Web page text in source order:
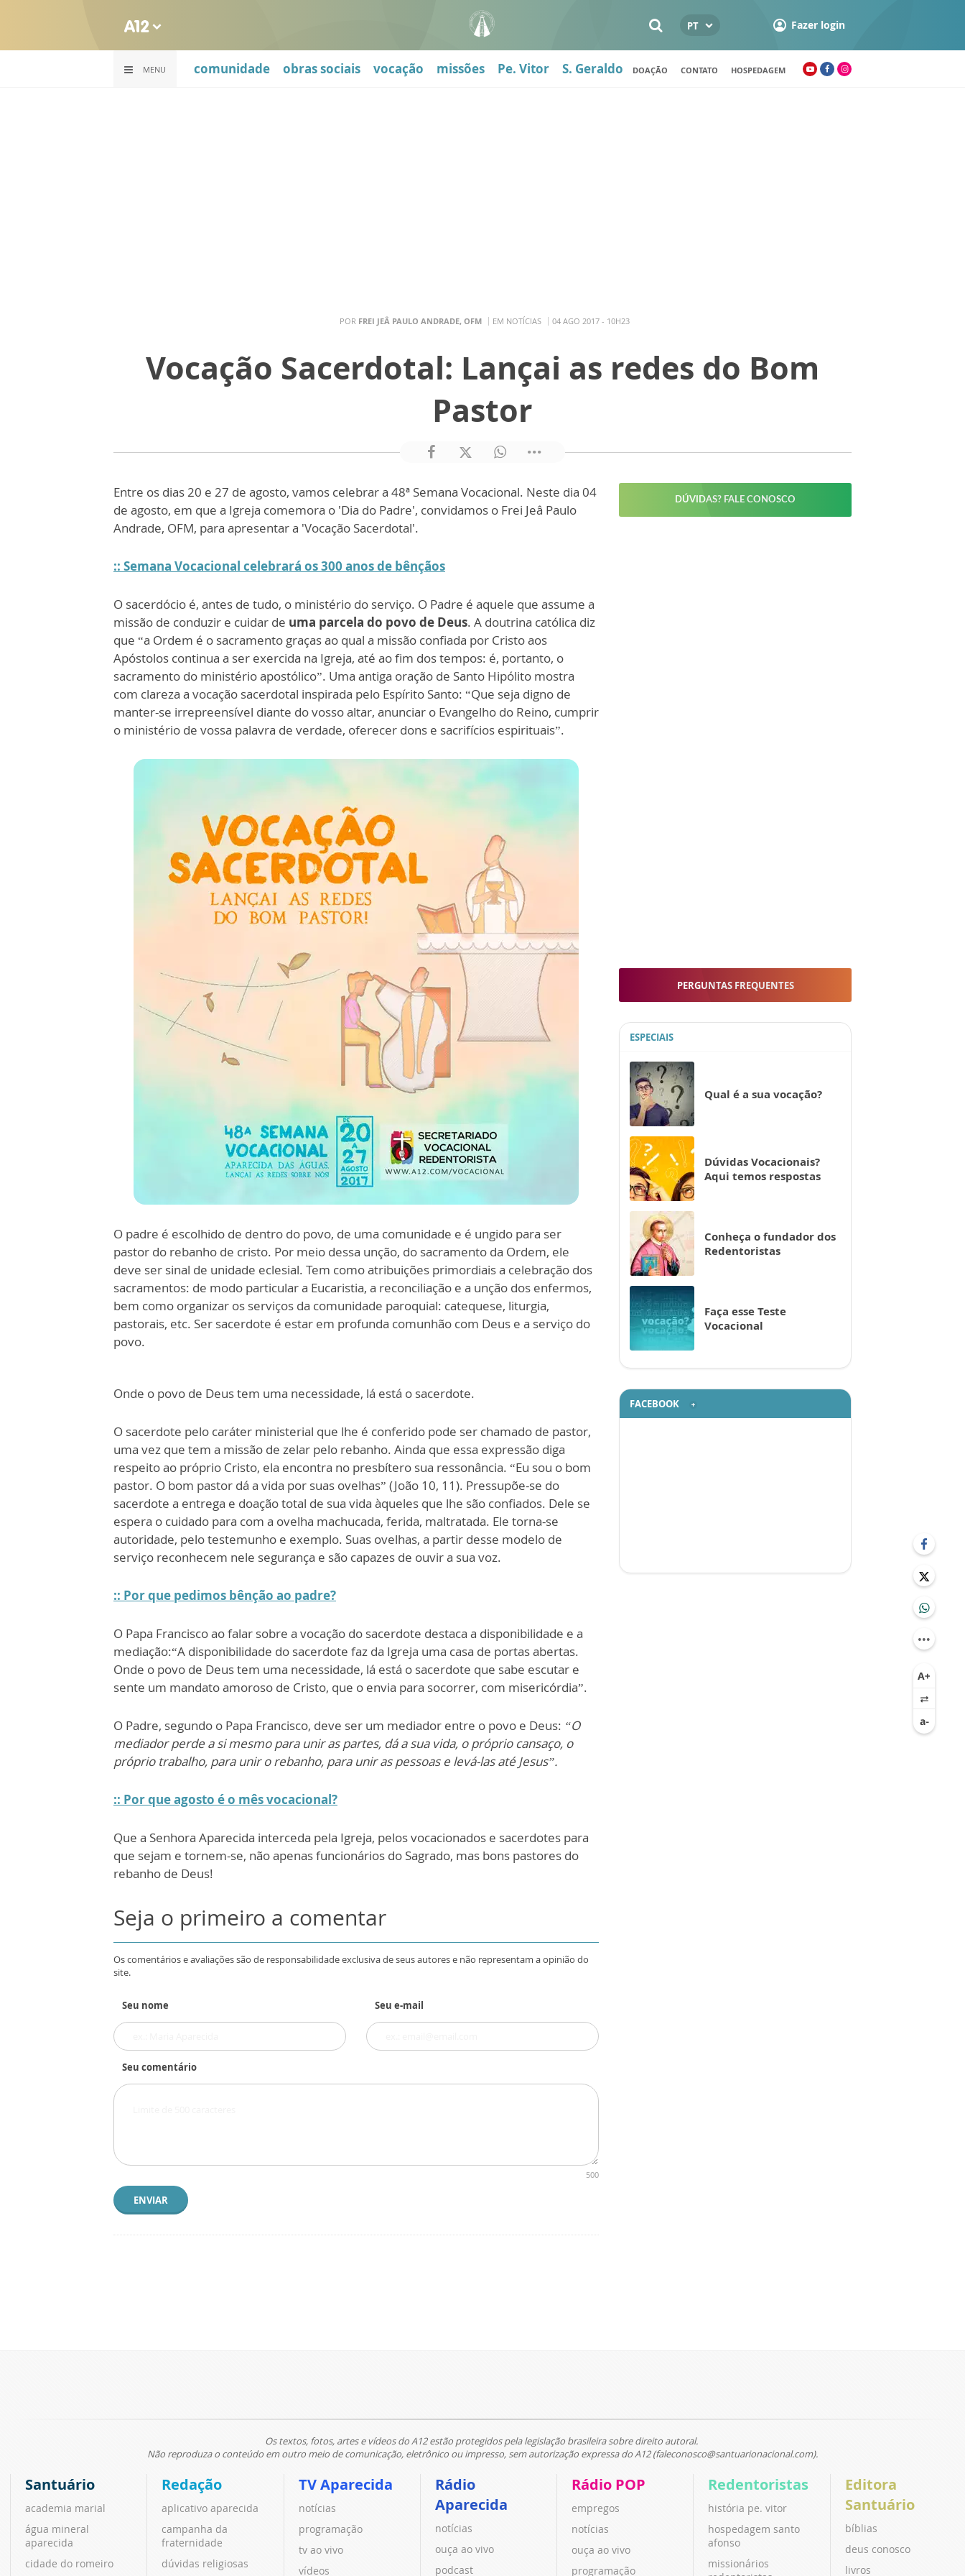
PT Fazer login
MENU comunidade obras sociais vocação missões Pe. Vitor S. Geraldo DOAÇÃO CONTATO HOSPEDAGEM
POR FREI JEÂ PAULO ANDRADE, OFM EM NOTÍCIAS 04 AGO 2017 - 10H23
Vocação Sacerdotal: Lançai as redes do Bom
Pastor
Entre os dias 20 e 27 de agosto, vamos celebrar a 48ª Semana Vocacional. Neste dia 04
de agosto, em que a Igreja comemora o 'Dia do Padre', convidamos o Frei Jeâ Paulo
Andrade, OFM, para apresentar a 'Vocação Sacerdotal'.
:: Semana Vocacional celebrará os 300 anos de bênçãos
O sacerdócio é, antes de tudo, o ministério do serviço. O Padre é aquele que assume a
missão de conduzir e cuidar de uma parcela do povo de Deus. A doutrina católica diz
que “a Ordem é o sacramento graças ao qual a missão confiada por Cristo aos
Apóstolos continua a ser exercida na Igreja, até ao fim dos tempos: é, portanto, o
sacramento do ministério apostólico”. Uma antiga oração de Santo Hipólito mostra
com clareza a vocação sacerdotal inspirada pelo Espírito Santo: “Que seja digno de
manter-se irrepreensível diante do vosso altar, anunciar o Evangelho do Reino, cumprir
o ministério de vossa palavra de verdade, oferecer dons e sacrifícios espirituais”.
O padre é escolhido de dentro do povo, de uma comunidade e é ungido para ser
pastor do rebanho de cristo. Por meio dessa unção, do sacramento da Ordem, ele
deve ser sinal de unidade eclesial. Tem como atribuições primordiais a celebração dos
sacramentos: de modo particular a Eucaristia, a reconciliação e a unção dos enfermos,
bem como organizar os serviços da comunidade paroquial: catequese, liturgia,
pastorais, etc. Ser sacerdote é estar em profunda comunhão com Deus e a serviço do
povo.
Onde o povo de Deus tem uma necessidade, lá está o sacerdote.
O sacerdote pelo caráter ministerial que lhe é conferido pode ser chamado de pastor,
uma vez que tem a missão de zelar pelo rebanho. Ainda que essa expressão diga
respeito ao próprio Cristo, ela encontra no presbítero sua ressonância. “Eu sou o bom
pastor. O bom pastor dá a vida por suas ovelhas” (João 10, 11). Pressupõe-se do
sacerdote a entrega e doação total de sua vida àqueles que lhe são confiados. Dele se
espera o cuidado para com a ovelha machucada, ferida, maltratada. Ele torna-se
autoridade, pelo testemunho e exemplo. Suas ovelhas, a partir desse modelo de
serviço reconhecem nele segurança e são capazes de ouvir a sua voz.
:: Por que pedimos bênção ao padre?
O Papa Francisco ao falar sobre a vocação do sacerdote destaca a disponibilidade e a
mediação:“A disponibilidade do sacerdote faz da Igreja uma casa de portas abertas.
Onde o povo de Deus tem uma necessidade, lá está o sacerdote que sabe escutar e
sente um mandato amoroso de Cristo, que o envia para socorrer, com misericórdia”.
O Padre, segundo o Papa Francisco, deve ser um mediador entre o povo e Deus: “O
mediador perde a si mesmo para unir as partes, dá a sua vida, o próprio cansaço, o
próprio trabalho, para unir o rebanho, para unir as pessoas e levá-las até Jesus”.
:: Por que agosto é o mês vocacional?
Que a Senhora Aparecida interceda pela Igreja, pelos vocacionados e sacerdotes para
que sejam e tornem-se, não apenas funcionários do Sagrado, mas bons pastores do
rebanho de Deus!
Seja o primeiro a comentar
Os comentários e avaliações são de responsabilidade exclusiva de seus autores e não representam a opinião do
site.
Seu nome Seu e-mail
Seu comentário
500
ENVIAR
DÚVIDAS? FALE CONOSCO
PERGUNTAS FREQUENTES
ESPECIAIS
Qual é a sua vocação?
Dúvidas Vocacionais?
Aqui temos respostas
Conheça o fundador dos
Redentoristas
Faça esse Teste
Vocacional
FACEBOOK
Os textos, fotos, artes e vídeos do A12 estão protegidos pela legislação brasileira sobre direito autoral.
Não reproduza o conteúdo em outro meio de comunicação, eletrônico ou impresso, sem autorização expressa do A12 (faleconosco@santuarionacional.com).
Santuário
academia marial
água mineral
aparecida
cidade do romeiro
Redação
aplicativo aparecida
campanha da
fraternidade
dúvidas religiosas
TV Aparecida
notícias
programação
tv ao vivo
vídeos
Rádio
Aparecida
notícias
ouça ao vivo
podcast
Rádio POP
empregos
notícias
ouça ao vivo
programação
Redentoristas
história pe. vitor
hospedagem santo
afonso
missionários
Editora
Santuário
bíblias
deus conosco
livros